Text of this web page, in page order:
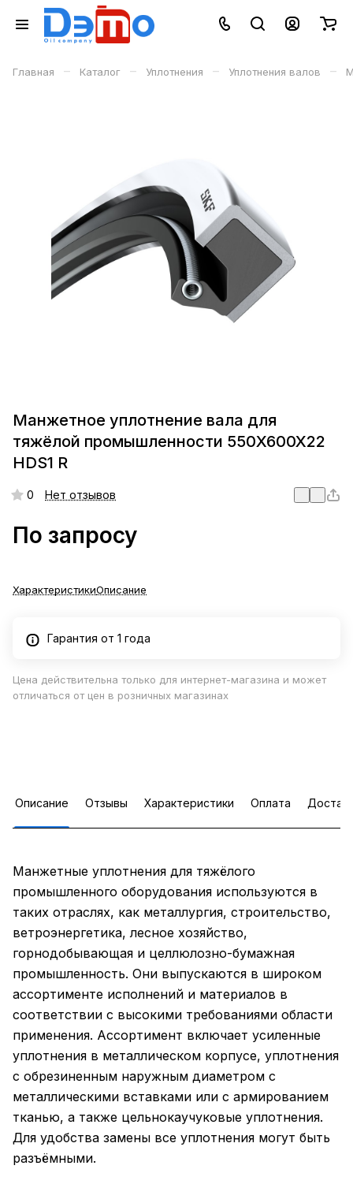
Главная – Каталог – Уплотнения – Уплотнения валов –
Манжетное уплотнение вала для
тяжёлой промышленности 550X600X22
HDS1 R
0 Нет отзывов
По запросу
ХарактеристикиОписание
Гарантия от 1 года
Цена действительна только для интернет-магазина и может
отличаться от цен в розничных магазинах
Описание Отзывы Характеристики Оплата
Манжетные уплотнения для тяжёлого
промышленного оборудования используются в
таких отраслях, как металлургия, строительство,
ветроэнергетика, лесное хозяйство,
горнодобывающая и целлюлозно-бумажная
промышленность. Они выпускаются в широком
ассортименте исполнений и материалов в
соответствии с высокими требованиями области
применения. Ассортимент включает усиленные
уплотнения в металлическом корпусе, уплотнения
с обрезиненным наружным диаметром с
металлическими вставками или с армированием
тканью, а также цельнокаучуковые уплотнения.
Для удобства замены все уплотнения могут быть
разъёмными.